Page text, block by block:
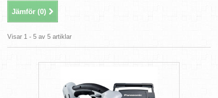
Jämför (0)
Visar 1 - 5 av 5 artiklar